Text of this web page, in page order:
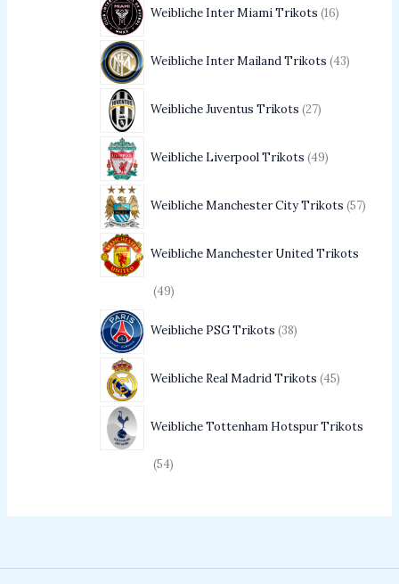
Weibliche Inter Miami Trikots 16
Weibliche Inter Mailand Trikots 43
Weibliche Juventus Trikots 27
Weibliche Liverpool Trikots 49
Weibliche Manchester City Trikots 57
Weibliche Manchester United Trikots
49
Weibliche PSG Trikots 38
Weibliche Real Madrid Trikots 45
Weibliche Tottenham Hotspur Trikots
54